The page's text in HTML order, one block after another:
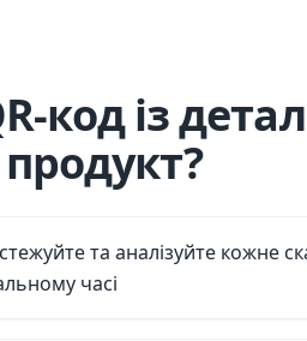
код із
та аналізуйте кожне
часі